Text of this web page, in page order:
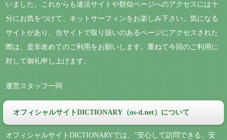
いました。これからも違法サイトや類似ページへのアクセスには十
分にお気をつけて、ネットサーフィンをお楽しみ下さい。気になる
サイトがあり、当サイトで取り扱いのあるページにアクセスされた
際は、是非改めてのご利用をお願いします。重ねて今回のご利用に
対して御礼申し上げます。
運営スタッフ一同
オフィシャルサイトDICTIONARY（os-d.net）について
オフィシャルサイトDICTIONARYでは、“安心して訪問できる、安